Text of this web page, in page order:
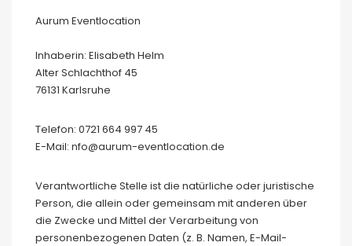
Aurum Eventlocation
Inhaberin: Elisabeth Helm
Alter Schlachthof 45
76131 Karlsruhe
Telefon: 0721 664 997 45
E-Mail: nfo@aurum-eventlocation.de
Verantwortliche Stelle ist die natürliche oder juristische
Person, die allein oder gemeinsam mit anderen über
die Zwecke und Mittel der Verarbeitung von
personenbezogenen Daten (z. B. Namen, E-Mail-